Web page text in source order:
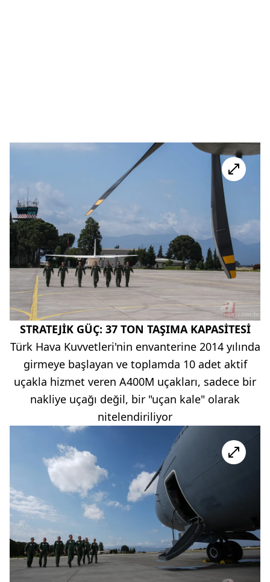
STRATEJİK GÜÇ: 37 TON TAŞIMA KAPASİTESİ
Türk Hava Kuvvetleri'nin envanterine 2014 yılında
girmeye başlayan ve toplamda 10 adet aktif
uçakla hizmet veren A400M uçakları, sadece bir
nakliye uçağı değil, bir "uçan kale" olarak
nitelendiriliyor